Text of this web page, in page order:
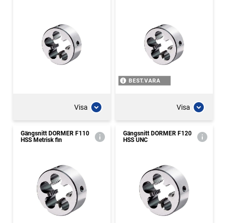
Visa
BEST.VARA
Visa
Gängsnitt DORMER F110
HSS Metrisk fin
Gängsnitt DORMER F120
HSS UNC